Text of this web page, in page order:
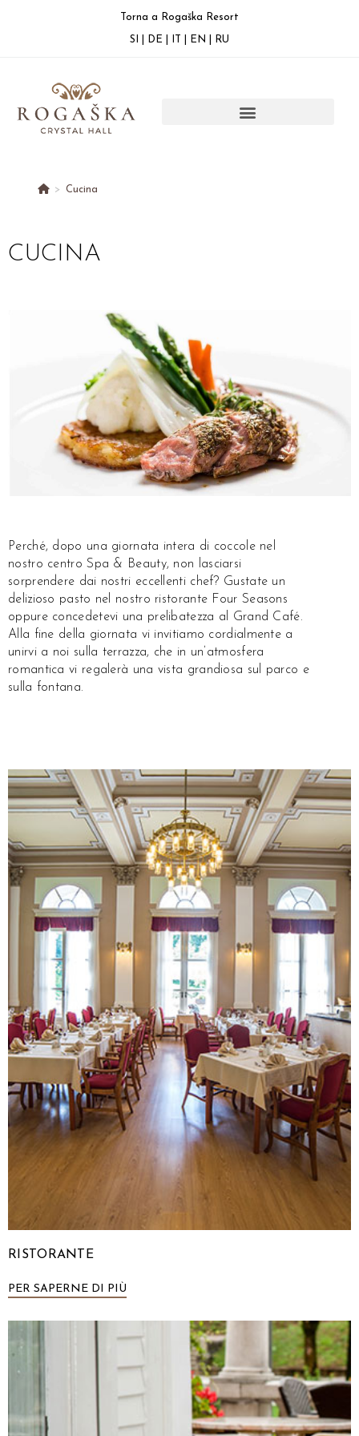
Torna a Rogaška Resort
SI DE EN RU
> Cucina
CUCINA
Perché, dopo una giornata intera di coccole nel
nostro centro Spa & Beauty, non lasciarsi
sorprendere dai nostri eccellenti chef? Gustate un
delizioso pasto nel nostro ristorante Four Seasons
oppure concedetevi una prelibatezza al Grand Café.
Alla fine della giornata vi invitiamo cordialmente a
unirvi a noi sulla terrazza, che in un’atmosfera
romantica vi regalerà una vista grandiosa sul parco e
sulla fontana.
RISTORANTE
PER SAPERNE DI PIÙ